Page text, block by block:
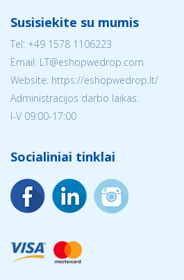
Susisiekite su mumis
Tel: +49 1578 1106223
Email: LT@eshopwedrop.com
Website: https://eshopwedrop.lt/
Administracijos darbo laikas:
I-V 09:00-17:00
Socialiniai tinklai